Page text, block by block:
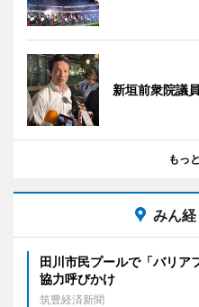
新垣前衆院議
もっ
みん
田川市民プールで「バリ
協力呼びかけ
筑豊経済新聞